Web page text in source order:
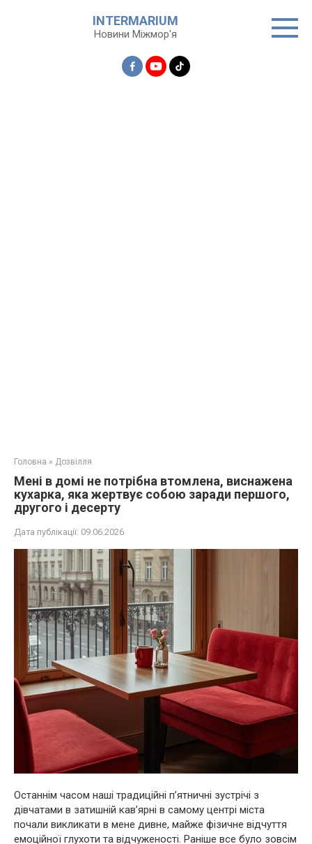
INTERMARIUM
Новини Міжмор'я
Головна » Дозвілля
Мені в домі не потрібна втомлена, виснажена
кухарка, яка жертвує собою заради першого,
другого і десерту
Дата публікації: 09.06.2026
Останнім часом наші традиційні п’ятничні зустрічі з
дівчатами в затишній кав’ярні в самому центрі міста
почали викликати в мене дивне, майже фізичне відчуття
емоційної глухоти та відчуженості. Раніше все було зовсім